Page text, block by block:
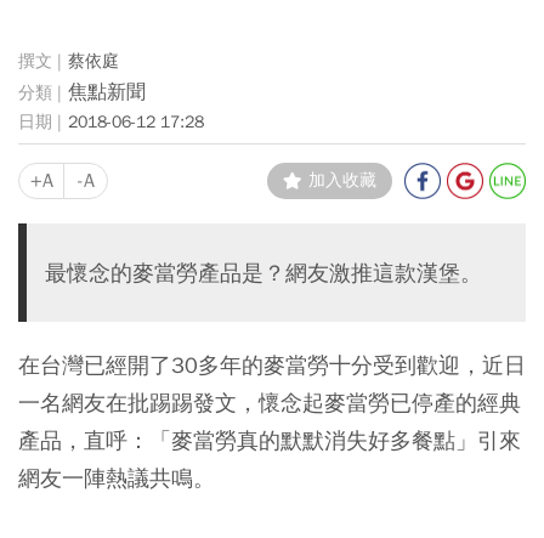
蔡依庭
焦點新聞
2018-06-12 17:28
+A -A 加入收藏
最懷念的麥當勞產品是？網友激推這款漢堡。
在台灣已經開了30多年的麥當勞十分受到歡迎，近日
一名網友在批踢踢發文，懷念起麥當勞已停產的經典
產品，直呼：「麥當勞真的默默消失好多餐點」引來
網友一陣熱議共鳴。